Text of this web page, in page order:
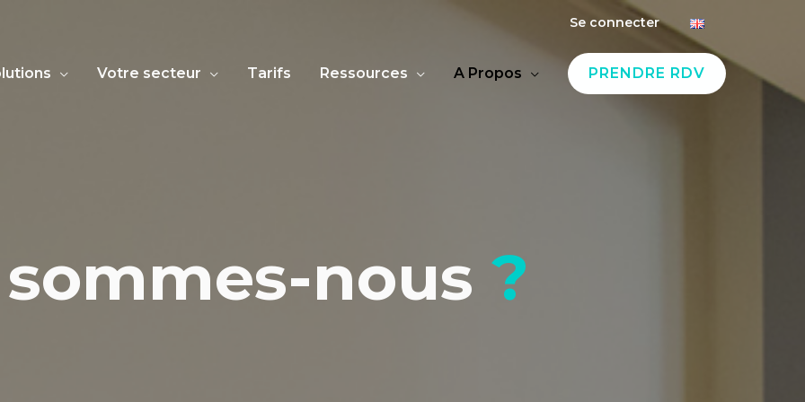
Se connecter
Votre secteur Tarifs Ressources A Propos PRENDRE RDV
nous ?